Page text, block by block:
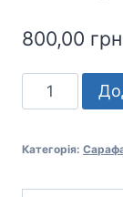
800,00
Сарафан
шкільний
кількість
Категорія: